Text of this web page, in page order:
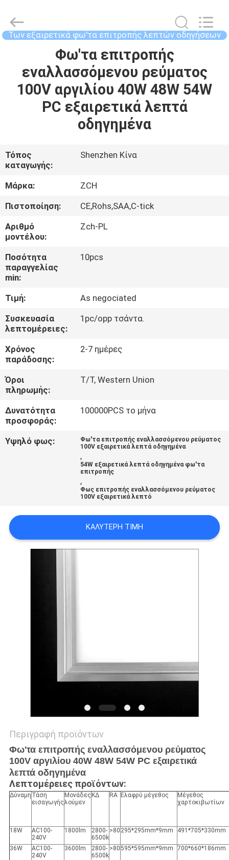
ΠΡΟΪΌΝΤΑ
ΓΎΡΟΣ
ΕΡΓΟΣΤΑΣΊΩΝ
ΠΟΙΟΤΙΚΌΣ
ΈΛΕΓΧΟΣ
ΜΑΣ
ΣΕ
ΕΠΑΦΉ
ΕΙΔΉΣΕΙΣ
ΠΕΡΙΠΤΏΣΕΙΣ
SHOPPING
PRIVACY
POLICY
Technology
Group
Co.,Ltd.
All Των εξαιρετικά φω'τα επιτροπής λεπτών οδηγήσεων
Φω'τα επιτροπής
εναλλασσόμενου ρεύματος
100V αργιλίου 40W 48W 54W
PC εξαιρετικά λεπτά
οδηγημένα
Τόπος
καταγωγής:
Shenzhen Κίνα
Μάρκα:
ZCH
Πιστοποίηση:
CE,Rohs,SAA,C-tick
Αριθμό
μοντέλου:
Zch-PL
Ποσότητα
παραγγελίας
min:
10pcs
Τιμή:
As negociated
Συσκευασία
λεπτομέρειες:
1pc/opp τσάντα.
Χρόνος
παράδοσης:
2-7 ημέρες
Όροι
πληρωμής:
T/T, Western Union
Δυνατότητα
προσφοράς:
100000PCS το μήνα
Υψηλό φως:
Φω'τα επιτροπής εναλλασσόμενου ρεύματος
100V εξαιρετικά λεπτά οδηγημένα
,
54W εξαιρετικά λεπτά οδηγημένα φω'τα
επιτροπής
,
Φως επιτροπής εναλλασσόμενου ρεύματος
100V εξαιρετικά λεπτό
ΚΑΛΎΤΕΡΗ ΤΙΜΉ
Περιγραφή προϊόντων
Φω'τα επιτροπής εναλλασσόμενου ρεύματος
100V αργιλίου 40W 48W 54W PC εξαιρετικά
λεπτά οδηγημένα
Λεπτομέρειες προϊόντων:
Δύναμη Τάση
εισαγωγής
Μονάδες
λούμεν
ΚΔ RA Ελαφρύ μέγεθος
Μέγεθος
χαρτοκιβωτίων
18W
AC100-
240V
1800lm
2800-
6500k
>80 295*295mm*9mm 491*705*330mm
36W
AC100-
240V
3600lm
2800-
6500k
>80595*595mm*9mm 700*660*186mm